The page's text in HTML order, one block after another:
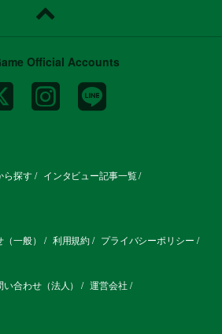
したい。「自分で考え、自分
方には、最適な環境です。
なたの加入によって組織のあ
を変えたいと本気で考えてい
しています！
ターテインメント営業部：部
ンバー（16名）
Official Accounts
ら探す
インタビュー記事一覧
一般） 利用規約 プライバシーポリシー
い合わせ（法人） 運営会社